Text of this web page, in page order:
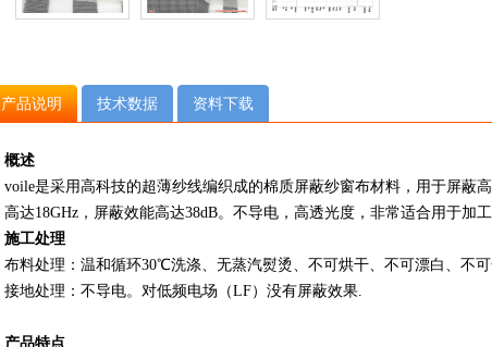
产品说明 技术数据 资料下载
概述
voile是采用高科技的超薄纱线编织成的棉质屏蔽纱窗布材料，用于屏蔽
高达18GHz，屏蔽效能高达38dB。不导电，高透光度，非常适合用于加工
施工处理
布料处理：温和循环30℃洗涤、无蒸汽熨烫、不可烘干、不可漂白、不
接地处理：不导电。对低频电场（LF）没有屏蔽效果.
产品特点